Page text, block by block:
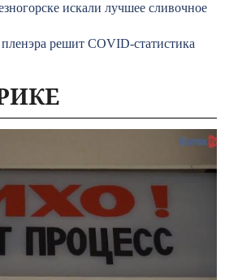
искали лучшее сливочное
пленэра решит CОVID-статистика